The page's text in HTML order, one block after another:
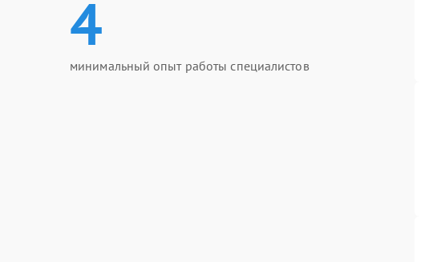
4
минимальный опыт работы специалистов